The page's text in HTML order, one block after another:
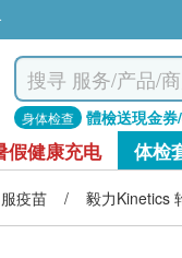
身体检查 體檢送現金券
假健康充电 体检
疫苗 / 毅力Kinetics